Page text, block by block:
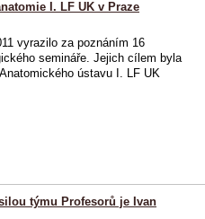
I. LF UK v Praze
vyrazilo za poznáním 16
semináře. Jejich cílem byla
ústavu I. LF UK
týmu Profesorů je Ivan